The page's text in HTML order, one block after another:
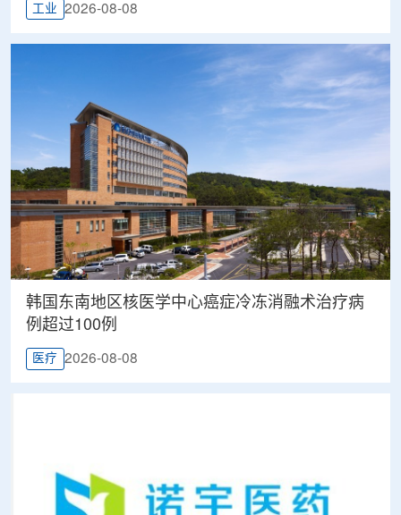
工业 2026-08-08
韩国东南地区核医学中心癌症冷冻消融术治疗病
例超过100例
医疗 2026-08-08